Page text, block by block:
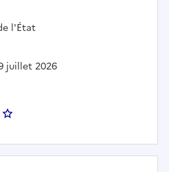
l'État
juillet 2026
: Assistante / Assistant de